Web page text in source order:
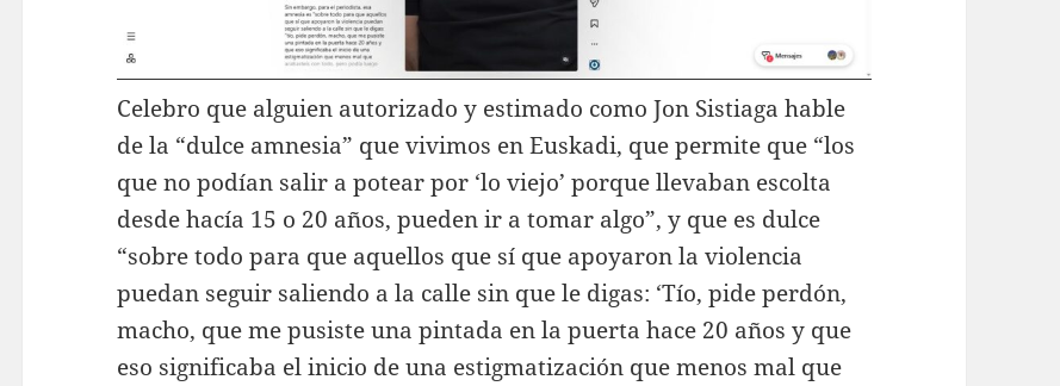
Celebro que alguien autorizado y estimado como Jon Sistiaga hable
de la “dulce amnesia” que vivimos en Euskadi, que permite que “los
que no podían salir a potear por ‘lo viejo’ porque llevaban escolta
desde hacía 15 o 20 años, pueden ir a tomar algo”, y que es dulce
“sobre todo para que aquellos que sí que apoyaron la violencia
puedan seguir saliendo a la calle sin que le digas: ‘Tío, pide perdón,
macho, que me pusiste una pintada en la puerta hace 20 años y que
eso significaba el inicio de una estigmatización que menos mal que